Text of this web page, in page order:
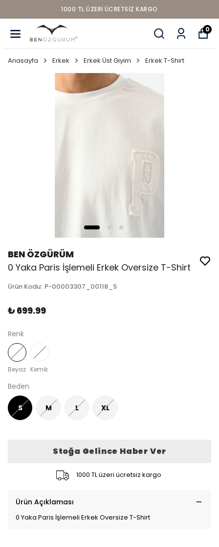
1000 TL ÜZERI ÜCRETSIZ KARGO
0
Anasayfa Erkek Erkek Üst Giyim Erkek T-Shirt
BEN ÖZGÜRÜM
0 Yaka Paris İşlemeli Erkek Oversize T-Shirt
Ürün Kodu: P-00003307_00118_S
₺ 699.99
Renk
Beyaz Kemik
Beden
S M L XL
Stoğa Gelince Haber Ver
1000 TL üzeri ücretsiz kargo
Ürün Açıklaması
0 Yaka Paris İşlemeli Erkek Oversize T-Shirt